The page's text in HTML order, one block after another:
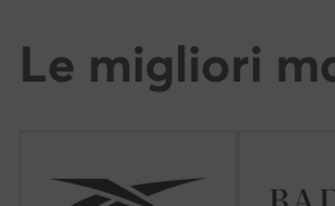
Le migliori